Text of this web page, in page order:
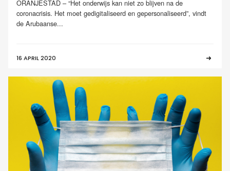
ORANJESTAD – “Het onderwijs kan niet zo blijven na de
coronacrisis. Het moet gedigitaliseerd en gepersonaliseerd”, vindt
de Arubaanse...
16 APRIL 2020